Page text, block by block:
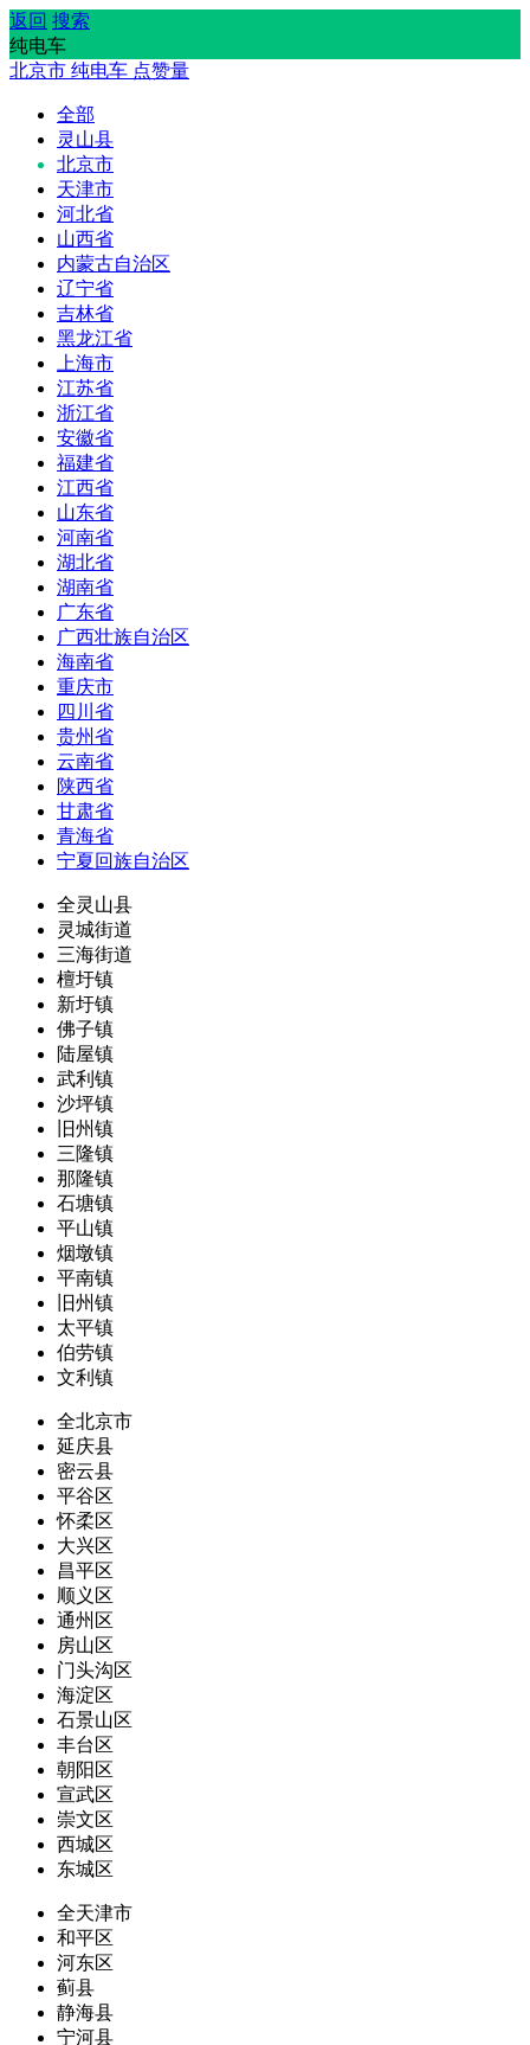
返回 搜索
纯电车
北京市 纯电车 点赞量
全部
灵山县
北京市
天津市
河北省
山西省
内蒙古自治区
辽宁省
吉林省
黑龙江省
上海市
江苏省
浙江省
安徽省
福建省
江西省
山东省
河南省
湖北省
湖南省
广东省
广西壮族自治区
海南省
重庆市
四川省
贵州省
云南省
陕西省
甘肃省
青海省
宁夏回族自治区
全灵山县
灵城街道
三海街道
檀圩镇
新圩镇
佛子镇
陆屋镇
武利镇
沙坪镇
旧州镇
三隆镇
那隆镇
石塘镇
平山镇
烟墩镇
平南镇
旧州镇
太平镇
伯劳镇
文利镇
全北京市
延庆县
密云县
平谷区
怀柔区
大兴区
昌平区
顺义区
通州区
房山区
门头沟区
海淀区
石景山区
丰台区
朝阳区
宣武区
崇文区
西城区
东城区
全天津市
和平区
河东区
蓟县
静海县
宁河县